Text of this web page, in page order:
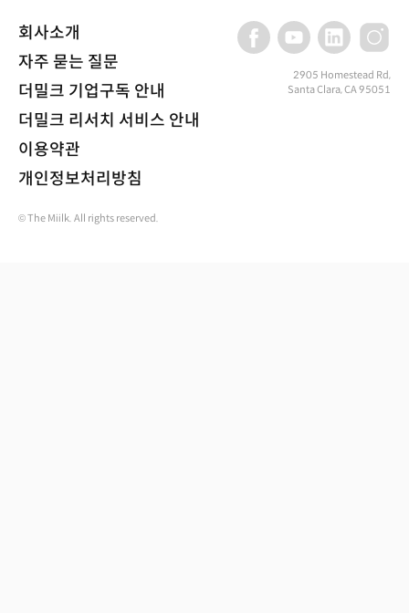
회사소개
자주 묻는 질문
더밀크 기업구독 안내
더밀크 리서치 서비스 안내
이용약관
개인정보처리방침
2905 Homestead Rd,
Santa Clara, CA 95051
© The Miilk. All rights reserved.